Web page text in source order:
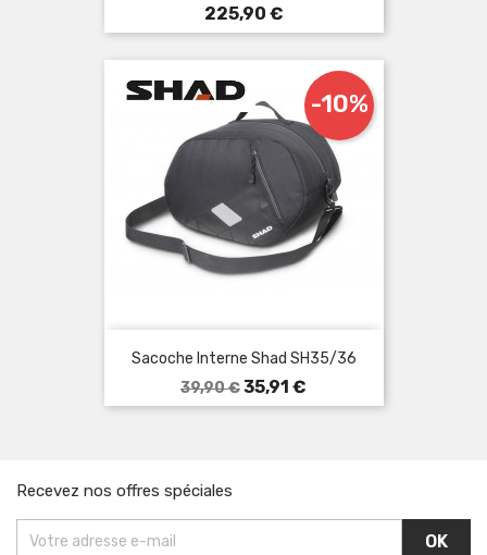
Prix
225,90 €
Sacoche Interne Shad SH35/36
Prix
de
39,90 €
-10%
Prix
35,91 €
Recevez nos offres spéciales